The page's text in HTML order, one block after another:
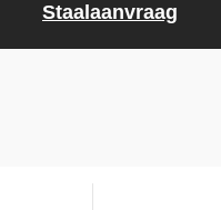
Staalaanvraag